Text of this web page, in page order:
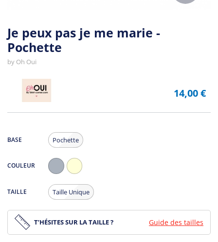
Je peux pas je me marie -
Pochette
by Oh Oui
14,00 €
BASE Pochette
COULEUR
Chiné
TAILLE Taille Unique
T’HÉSITES SUR LA TAILLE ? Guide des tailles